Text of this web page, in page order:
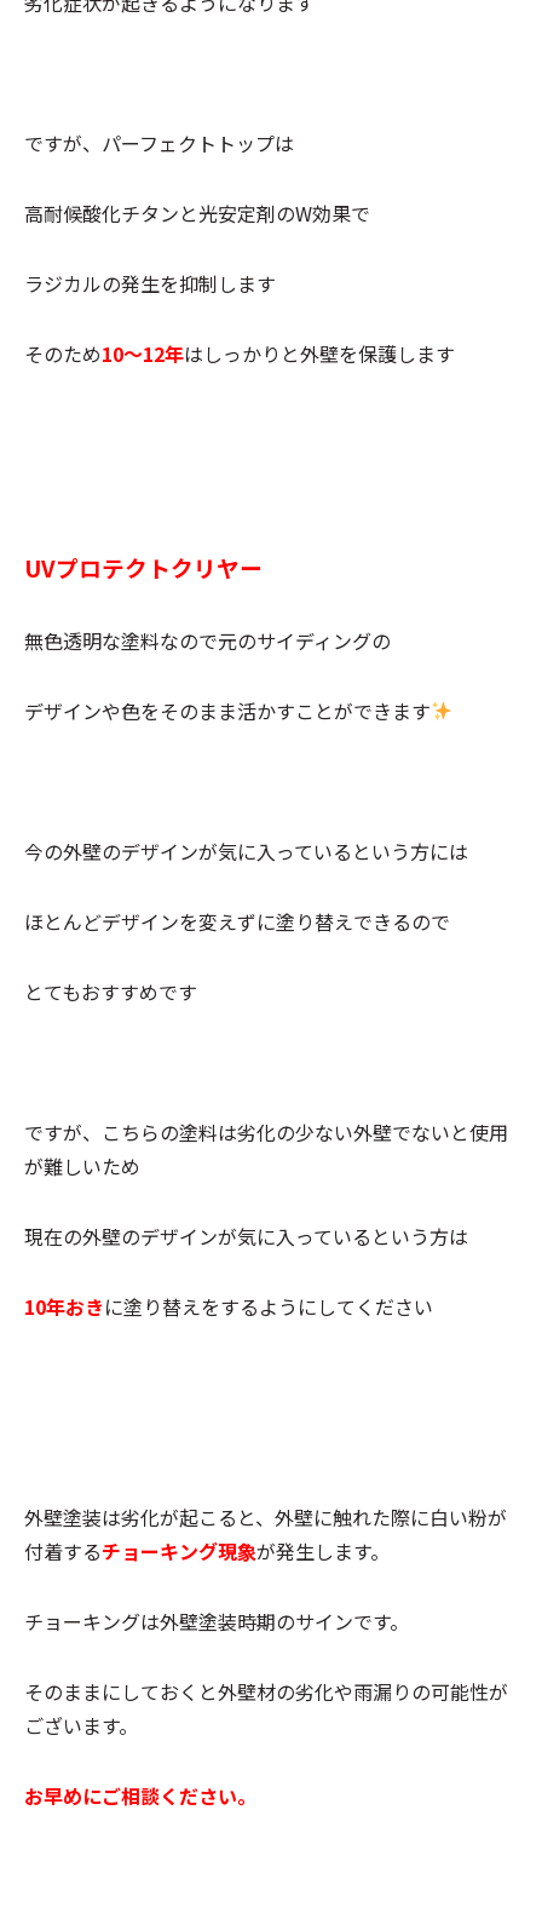
ですが、パーフェクトトップは
高耐候酸化チタンと光安定剤のW効果で
ラジカルの発生を抑制します
そのため10～12年はしっかりと外壁を保護します
UVプロテクトクリヤー
無色透明な塗料なので元のサイディングの
デザインや色をそのまま活かすことができます
今の外壁のデザインが気に入っているという方には
ほとんどデザインを変えずに塗り替えできるので
とてもおすすめです
ですが、こちらの塗料は劣化の少ない外壁でないと使用
が難しいため
現在の外壁のデザインが気に入っているという方は
10年おきに塗り替えをするようにしてください
外壁塗装は劣化が起こると、外壁に触れた際に白い粉が
付着するチョーキング現象が発生します。
チョーキングは外壁塗装時期のサインです。
そのままにしておくと外壁材の劣化や雨漏りの可能性が
ございます。
お早めにご相談ください。